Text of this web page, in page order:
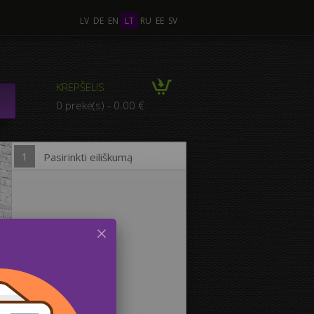
LV DE EN LT RU EE SV
KREPŠELIS
0 prekė(s) - 0.00 €
1 Pasirinkti eiliškumą
iš kelių